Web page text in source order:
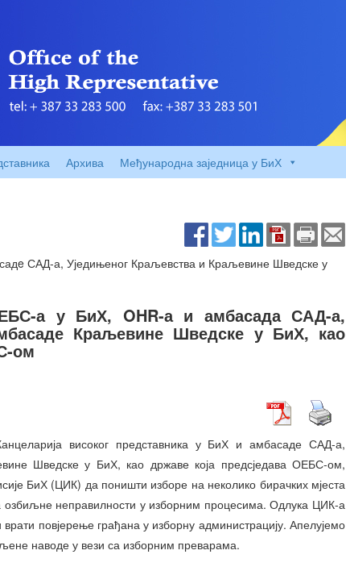
Архива Међународна заједница у БиХ
САД-а, Уједињеног Краљевства и Краљевине Шведске у
а у БиХ, OHR-а и амбасада САД-а,
Краљевине Шведске у БиХ, као
ом
високог представника у БиХ и амбасаде САД-а,
Шведске у БиХ, као државе која предсједава ОЕБС-ом,
БиХ (ЦИК) да поништи изборе на неколико бирачких мјеста
озбиљне неправилности у изборним процесима. Одлука ЦИК-а
повјерење грађана у изборну администрацију. Апелујемо
наводе у вези са изборним преварама.